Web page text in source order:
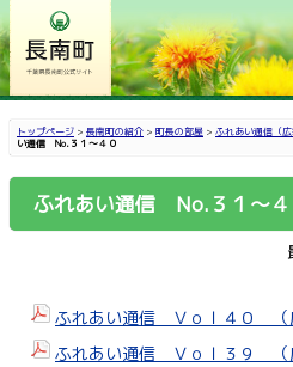
トップページ > 長南町の紹介 > 町長の部屋 > ふれあい通信（
い通信 No.３１～４０
ふれあい通信 No.３１～４
ふれあい通信 Ｖｏｌ４０ （
ふれあい通信 Ｖｏｌ３９